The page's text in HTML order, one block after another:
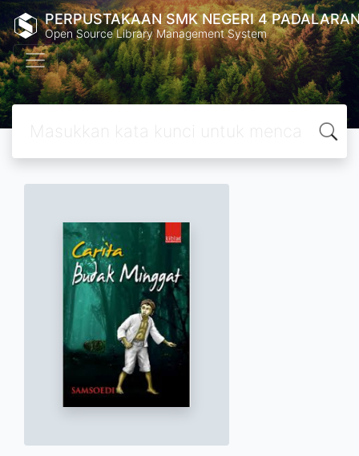
PERPUSTAKAAN SMK NEGERI 4
Open Source Library Management System